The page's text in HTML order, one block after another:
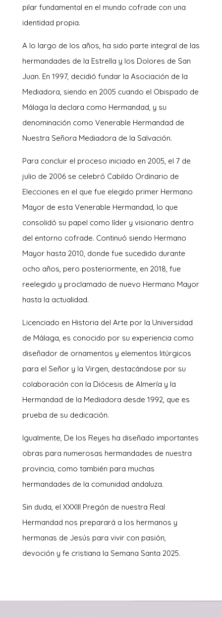
pilar fundamental en el mundo cofrade con una
identidad propia.
A lo largo de los años, ha sido parte integral de las
hermandades de la Estrella y los Dolores de San
Juan. En 1997, decidió fundar la Asociación de la
Mediadora, siendo en 2005 cuando el Obispado de
Málaga la declara como Hermandad, y su
denominación como Venerable Hermandad de
Nuestra Señora Mediadora de la Salvación.
Para concluir el proceso iniciado en 2005, el 7 de
julio de 2006 se celebró Cabildo Ordinario de
Elecciones en el que fue elegido primer Hermano
Mayor de esta Venerable Hermandad, lo que
consolidó su papel como líder y visionario dentro
del entorno cofrade. Continuó siendo Hermano
Mayor hasta 2010, donde fue sucedido durante
ocho años, pero posteriormente, en 2018, fue
reelegido y proclamado de nuevo Hermano Mayor
hasta la actualidad.
Licenciado en Historia del Arte por la Universidad
de Málaga, es conocido por su experiencia como
diseñador de ornamentos y elementos litúrgicos
para el Señor y la Virgen, destacándose por su
colaboración con la Diócesis de Almería y la
Hermandad de la Mediadora desde 1992, que es
prueba de su dedicación.
Igualmente, De los Reyes ha diseñado importantes
obras para numerosas hermandades de nuestra
provincia, como también para muchas
hermandades de la comunidad andaluza.
Sin duda, el XXXIII Pregón de nuestra Real
Hermandad nos preparará a los hermanos y
hermanas de Jesús para vivir con pasión,
devoción y fe cristiana la Semana Santa 2025.